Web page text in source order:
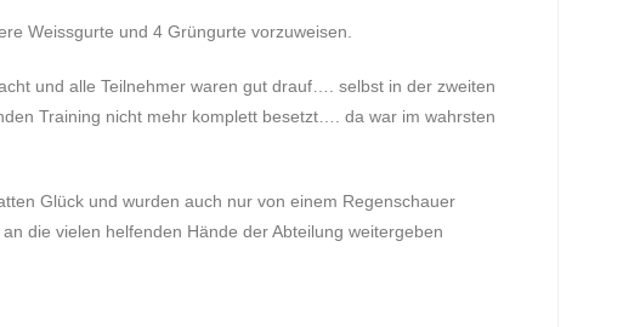
Weissgurte und 4 Grüngurte vorzuweisen.
und alle Teilnehmer waren gut drauf…. selbst in der zweiten
Training nicht mehr komplett besetzt…. da war im wahrsten
Glück und wurden auch nur von einem Regenschauer
die vielen helfenden Hände der Abteilung weitergeben